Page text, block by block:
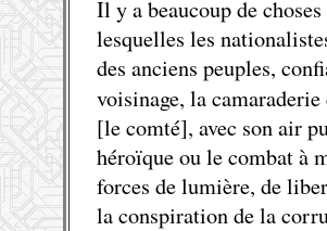
Il y a beaucoup de
lesquelles les
des anciens peuples,
voisinage, la
[le comté], avec son air
héroïque ou le combat à
forces de lumière, de
la conspiration de la